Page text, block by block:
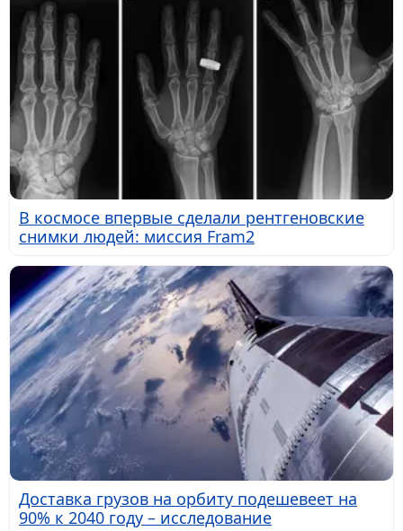
В космосе впервые сделали рентгеновские
снимки людей: миссия Fram2
Доставка грузов на орбиту подешевеет на
90% к 2040 году – исследование